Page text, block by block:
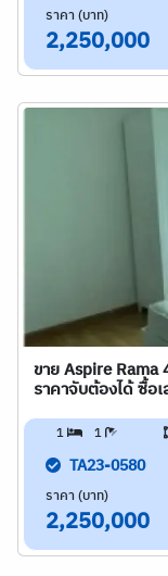
ราคา (บาท)
2,250,000
ขาย Aspire
ราคาจับต้องได้ ซื้อ
1 1
TA23-0580
ราคา (บาท)
2,250,000